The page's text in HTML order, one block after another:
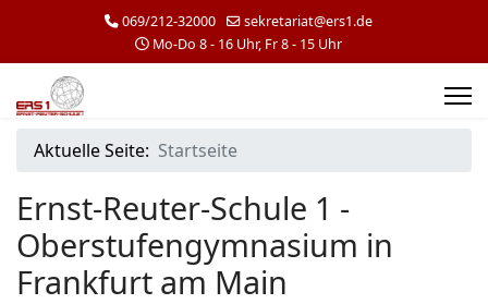
069/212-32000
sekretariat@ers1.de
Mo-Do 8 - 16 Uhr, Fr 8 - 15 Uhr
Aktuelle Seite: Startseite
Ernst-Reuter-Schule 1 -
Oberstufengymnasium in
Frankfurt am Main